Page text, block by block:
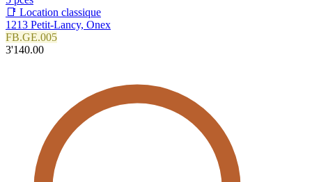
📑 Location classique
1213 Petit-Lancy, Onex
FB.GE.005
3'140.00